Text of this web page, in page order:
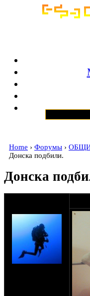
Home › Форумы ›
Донска подбили.
Донска